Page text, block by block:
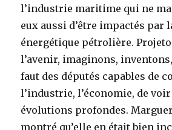
l’industrie maritime qui ne
eux aussi d’être impactés par
énergétique pétrolière.
l’avenir, imaginons,
faut des députés capables de
l’industrie, l’économie, de
évolutions profondes.
montré qu’elle en était bien